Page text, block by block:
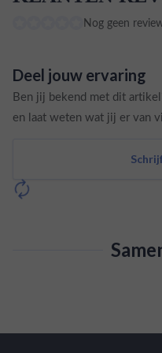
Nog geen
Deel jouw ervaring
Ben jij bekend met dit
en laat weten wat jij er van